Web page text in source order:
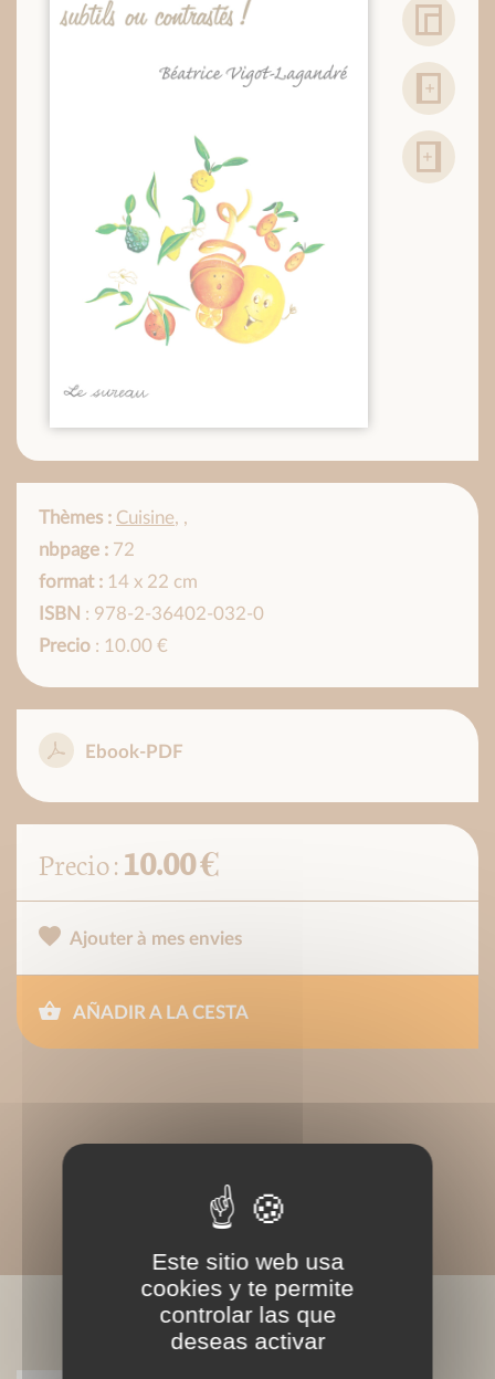
Thèmes : Cuisine, ,
nbpage : 72
format : 14 x 22 cm
ISBN : 978-2-36402-032-0
Precio : 10.00 €
Ebook-PDF
Precio :10.00 €
Ajouter à mes envies
AÑADIR A LA CESTA
LIVRES ASSOCIÉS
Este sitio web usa
cookies y te permite
controlar las que
deseas activar